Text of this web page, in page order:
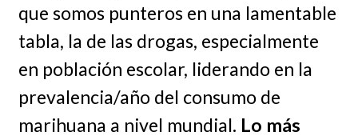
que somos punteros en una lamentable
tabla, la de las drogas, especialmente
en población escolar, liderando en la
prevalencia/año del consumo de
marihuana a nivel mundial. Lo más